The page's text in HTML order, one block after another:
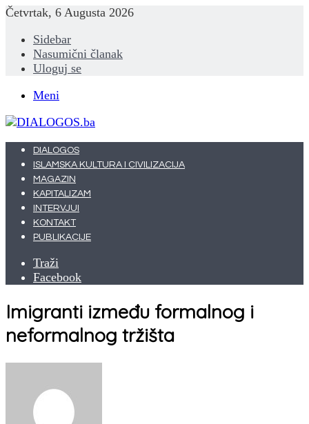
Četvrtak, 6 Augusta 2026
Sidebar
Nasumični članak
Uloguj se
Meni
DIALOGOS
ISLAMSKA KULTURA I CIVILIZACIJA
MAGAZIN
KAPITALIZAM
INTERVJUI
KONTAKT
PUBLIKACIJE
Traži
Facebook
Imigranti između formalnog i
neformalnog tržišta